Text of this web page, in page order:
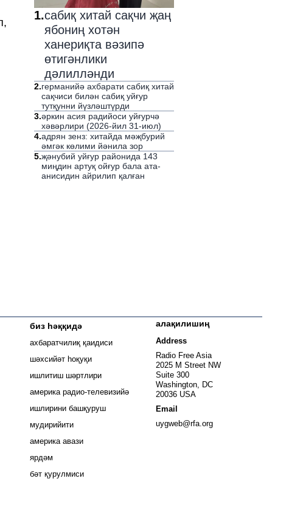
1.сабиқ хитай сақчи җаң
ябониң хотән
ханериқта вәзипә
өтигәнлики
дәлилләнди
2.германийә ахбарати сабиқ хитай
сақчиси билән сабиқ уйғур
тутқунни йүзләштүрди
3.әркин асия радийоси уйғурчә
хәвәрлири (2026-йил 31-июл)
4.адрян зенз: хитайда мәҗбурий
әмгәк көлими йәнила зор
5.җәнубий уйғур районида 143
миңдин артуқ ойғур бала ата-
анисидин айрилип қалған
in new window
биз һәққидә
ахбаратчилиқ қаидиси
шәхсийәт һоқуқи
ишлитиш шәртлири
америка радио-телевизийә
ишлирини башқуруш
мудирийити
америка авази
ярдәм
бәт қурулмиси
алақилишиң
Address
Radio Free Asia
2025 M Street NW
Suite 300
Washington, DC
20036 USA
Email
uygweb@rfa.org